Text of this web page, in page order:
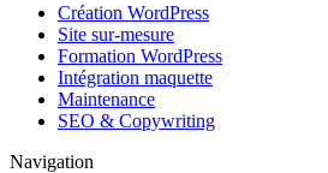
Création WordPress
Site sur-mesure
Formation WordPress
Intégration maquette
Maintenance
SEO & Copywriting
Navigation